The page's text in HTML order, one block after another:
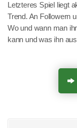
Letzteres Spiel liegt
Trend. An Followern
Wo und wann man
kann und was ihn